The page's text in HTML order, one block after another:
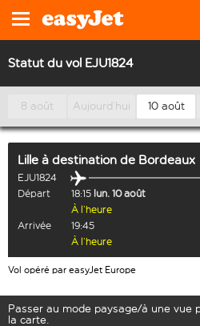
Statut du vol EJU1824
8 août Aujourd’hui 10 août
Lille à destination de Bordeaux
EJU1824
Départ
18:15 lun. 10 août
À l’heure
Arrivée
19:45
À l’heure
Vol opéré par easyJet Europe
Passer au mode paysage/à une vue
la carte.